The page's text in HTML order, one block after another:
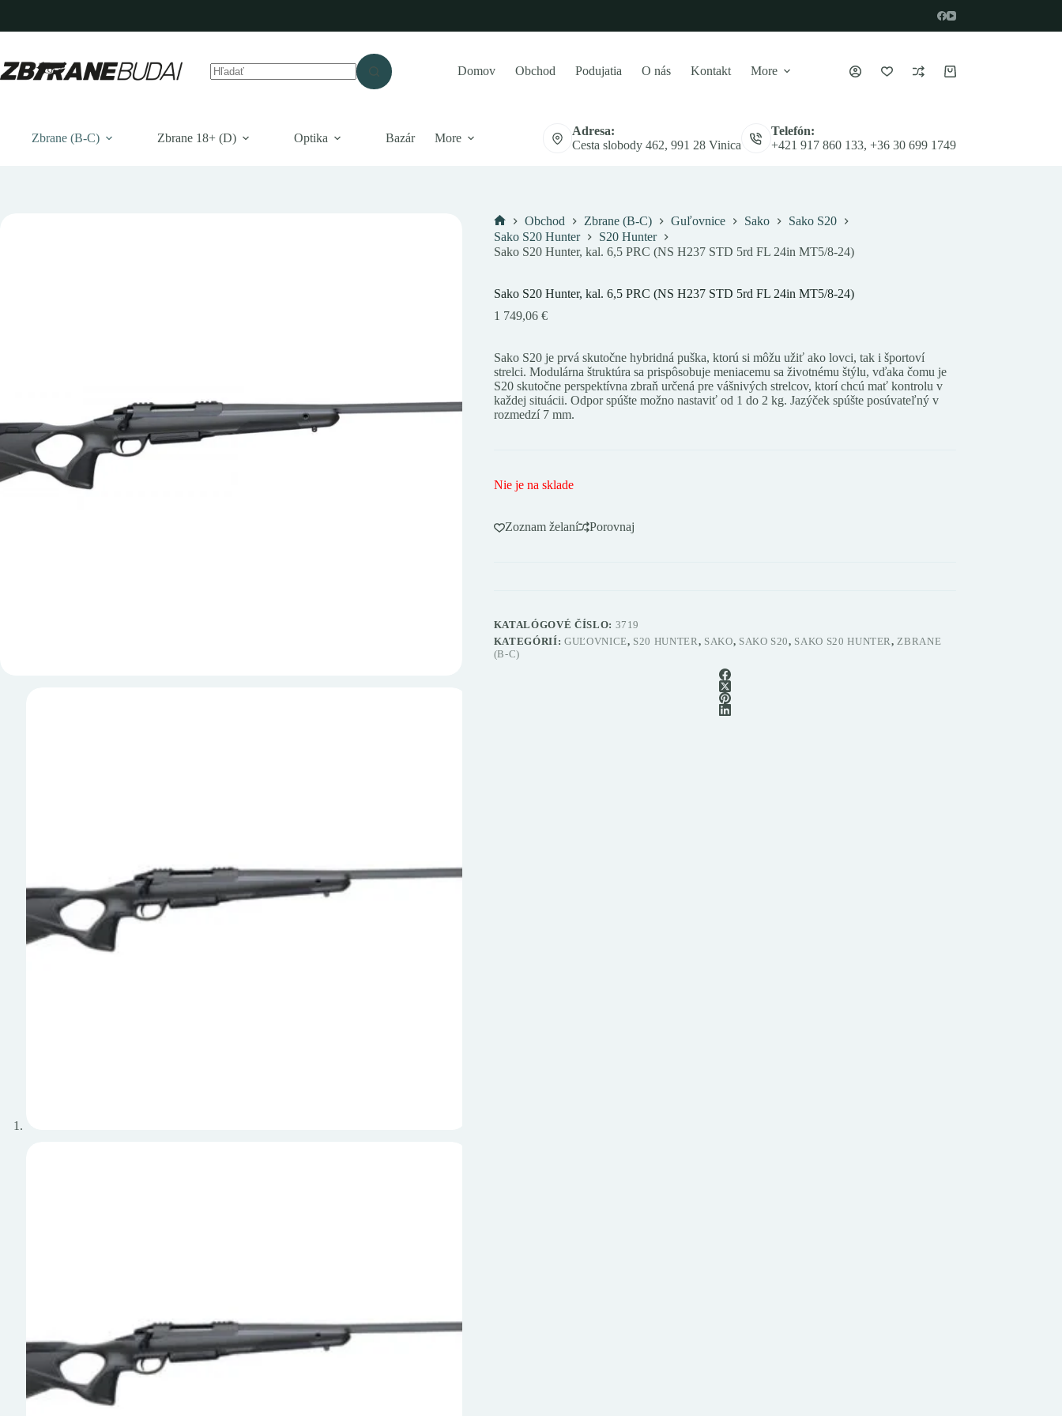
obsah
Domov Obchod Podujatia O nás Kontakt More
Nákupný
Zbrane (B-C) Zbrane 18+ (D) Optika Bazár More
Adresa:
Cesta slobody 462, 991 28 Vinica
Telefón:
+421 917 860 133, +36 30 699 1749
Domov
Obchod Zbrane (B-C) Guľovnice Sako
Sako S20
Sako S20 Hunter
S20 Hunter
Sako S20 Hunter, kal. 6,5 PRC (NS H237 STD 5rd FL 24in MT5/8-24)
Sako S20 Hunter, kal. 6,5 PRC (NS H237 STD 5rd FL 24in MT5/8-24)
1 749,06 €
Sako S20 je prvá skutočne hybridná puška, ktorú si môžu užiť ako lovci, tak i športoví
strelci. Modulárna štruktúra sa prispôsobuje meniacemu sa životnému štýlu, vďaka čomu je
S20 skutočne perspektívna zbraň určená pre vášnivých strelcov, ktorí chcú mať kontrolu v
každej situácii. Odpor spúšte možno nastaviť od 1 do 2 kg. Jazýček spúšte posúvateľný v
rozmedzí 7 mm.
Nie je na sklade
Zoznam želaní Porovnaj
KATALÓGOVÉ ČÍSLO: 3719
KATEGÓRIÍ: GUĽOVNICE, S20 HUNTER , SAKO, SAKO S20, SAKO S20 HUNTER, ZBRANE
(B-C)